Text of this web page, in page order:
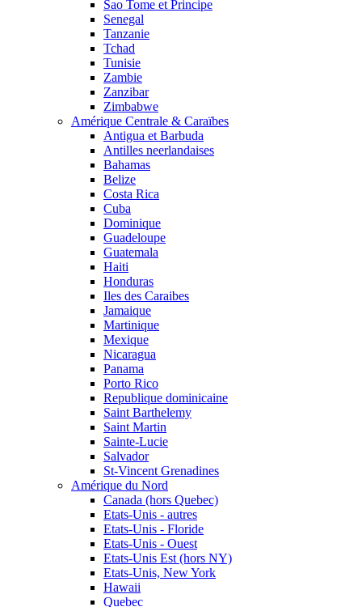
Sao Tome et Principe
Senegal
Tanzanie
Tchad
Tunisie
Zambie
Zanzibar
Zimbabwe
Amérique Centrale & Caraïbes
Antigua et Barbuda
Antilles neerlandaises
Bahamas
Belize
Costa Rica
Cuba
Dominique
Guadeloupe
Guatemala
Haiti
Honduras
Iles des Caraibes
Jamaique
Martinique
Mexique
Nicaragua
Panama
Porto Rico
Republique dominicaine
Saint Barthelemy
Saint Martin
Sainte-Lucie
Salvador
St-Vincent Grenadines
Amérique du Nord
Canada (hors Quebec)
Etats-Unis - autres
Etats-Unis - Floride
Etats-Unis - Ouest
Etats-Unis Est (hors NY)
Etats-Unis, New York
Hawaii
Quebec